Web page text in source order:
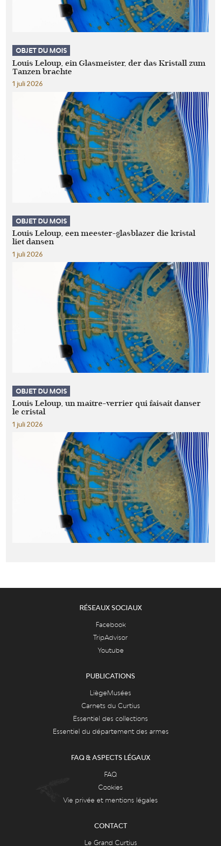
OBJET DU MOIS
Louis Leloup, ein Glasmeister, der das Kristall zum
Tanzen brachte
1 juli 2026
OBJET DU MOIS
Louis Leloup, een meester-glasblazer die kristal
liet dansen
1 juli 2026
OBJET DU MOIS
Louis Leloup, un maître-verrier qui faisait danser
le cristal
1 juli 2026
RÉSEAUX SOCIAUX
Facebook
TripAdvisor
Youtube
PUBLICATIONS
LiègeMusées
Carnets du Curtius
Essentiel des collections
Essentiel du département des armes
FAQ & ASPECTS LÉGAUX
FAQ
Cookies
Vie privée et mentions légales
CONTACT
Le Grand Curtius